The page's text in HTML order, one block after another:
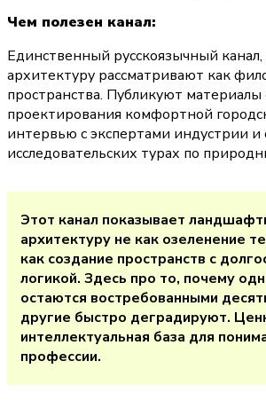
Чем полезен канал:
Единственный русскоязычный
архитектуру рассматривают как
пространства. Публикуют
проектирования комфортной
интервью с экспертами индустрии и
исследовательских турах по
Этот канал показывает
архитектуру не как озеленение
как создание пространств с
логикой. Здесь про то, почему
остаются востребованными
другие быстро деградируют.
интеллектуальная база для
профессии.